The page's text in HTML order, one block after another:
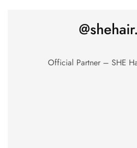
Official Partner – SHE